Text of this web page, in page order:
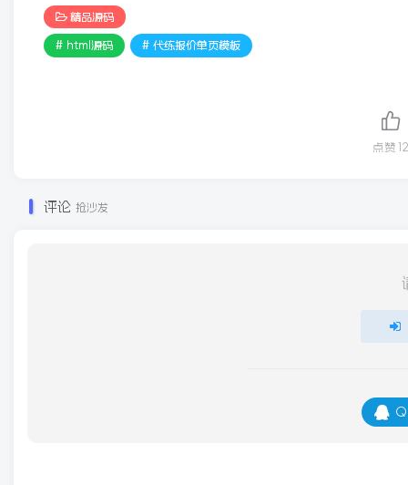
精品源码
# html源码 # 代练报价单页模板
点赞 12
评论 抢沙发